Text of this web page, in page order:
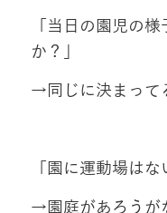
「当日の園児の
か？」
→同じに決まって
「園に運動場はな
→園庭があろうが